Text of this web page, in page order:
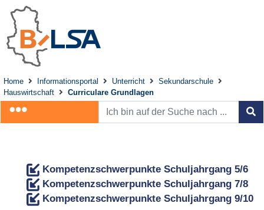
Home Informationsportal Unterricht
Sekundarschule
Hauswirtschaft
Curriculare Grundlagen
Kompetenzschwerpunkte Schuljahrgang 5/6
Kompetenzschwerpunkte Schuljahrgang 7/8
Kompetenzschwerpunkte Schuljahrgang 9/10